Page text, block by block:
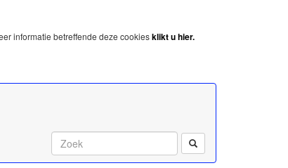
informatie betreffende deze cookiesklikt u hier.